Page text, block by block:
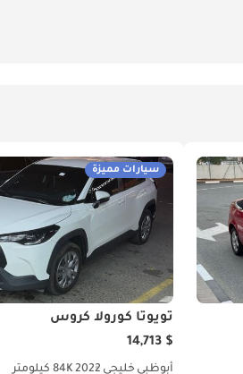
سيارات مميزة
تويوتا كورولا كروس
$ 14,713
أبوظبي خليجي 202284K كيلومتر